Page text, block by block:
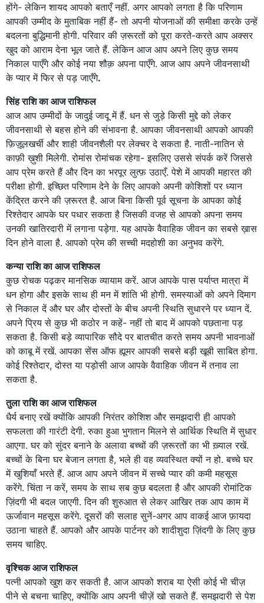
होंगे- लेकिन शायद आपको बताएँ नहीं. अगर आपको लगता है कि परिणाम
आपकी उम्मीद के मुताबिक नहीं हैं- तो अपनी योजनाओं की समीक्षा करके उन्हें
बदलना बुद्धिमानी होगी. परिवार की ज़रूरतों को पूरा करते-करते आप अक्सर
खुद को आराम देना भूल जाते हैं. लेकिन आज आप अपने लिए कुछ समय
निकाल पाएँगे और कोई नया शौक़ अपना पाएँगे. आज आप अपने जीवनसाथी
के प्यार में फिर से पड़ जाएँगे.
सिंह राशि का आज राशिफल
आज आप उम्मीदों के जादुई जादू में हैं. धन से जुड़े किसी मुद्दे को लेकर
जीवनसाथी से बहस होने की संभावना है. आपका जीवनसाथी आपको आपकी
फ़िज़ूलखर्ची और शाही जीवनशैली पर लेक्चर दे सकता है. नाती-नातिन से
काफ़ी ख़ुशी मिलेगी. रोमांस रोमांचक रहेगा- इसलिए उससे संपर्क करें जिससे
आप प्रेम करते हैं और दिन का भरपूर लुत्फ़ उठाएँ. पेशे में आपकी महारत की
परीक्षा होगी. इच्छित परिणाम देने के लिए आपको अपनी कोशिशों पर ध्यान
केंद्रित करने की ज़रूरत है. आज बिना किसी पूर्व सूचना के आपका कोई
रिश्तेदार आपके घर पधार सकता है जिसकी वजह से आपको अपना समय
उनकी खातिरदारी में लगाना पड़ेगा. यह आपके वैवाहिक जीवन का सबसे ख़ास
दिन होने वाला है. आपको प्रेम की सच्ची मदहोशी का अनुभव करेंगे.
कन्या राशि का आज राशिफल
कुछ रोचक पढ़कर मानसिक व्यायाम करें. आज आपके पास पर्याप्त मात्रा में
धन होगा और इसके साथ ही मन में शांति भी होगी. समस्याओं को अपने दिमाग
से निकाल दें और घर और दोस्तों के बीच अपनी स्थिति सुधारने पर ध्यान दें.
अपने प्रिय से कुछ भी कठोर न कहें- नहीं तो बाद में आपको पछताना पड़
सकता है. किसी बड़े व्यापारिक सौदे पर बातचीत करते समय अपनी भावनाओं
को काबू में रखें. आपका सेंस ऑफ ह्यूमर आपकी सबसे बड़ी खूबी साबित होगा.
कोई रिश्तेदार, दोस्त या पड़ोसी आज आपके वैवाहिक जीवन में तनाव ला
सकता है.
तुला राशि का आज राशिफल
धैर्य बनाए रखें क्योंकि आपकी निरंतर कोशिश और समझदारी ही आपको
सफलता की गारंटी देगी. रुका हुआ भुगतान मिलने से आर्थिक स्थिति में सुधार
आएगा. घर को सुंदर बनाने के अलावा बच्चों की ज़रूरतों का भी ख़्याल रखें.
बच्चों के बिना घर बेजान लगता है, भले ही वह व्यवस्थित क्यों न हो. बच्चे घर
में खुशियाँ भरते हैं. आज आप अपने जीवन में सच्चे प्यार की कमी महसूस
करेंगे. चिंता न करें, समय के साथ सब कुछ बदलता है और आपकी रोमांटिक
ज़िंदगी भी बदल जाएगी. दिन की शुरुआत से लेकर आखिर तक आप काम में
ऊर्जावान महसूस करेंगे. दूसरों की सलाह सुनें-अगर आप वाकई आज फ़ायदा
उठाना चाहते हैं. आपको और आपके पार्टनर को शादीशुदा ज़िंदगी के लिए कुछ
समय चाहिए.
वृश्चिक आज राशिफल
पत्नी आपको खुश कर सकती है. आज आपको शराब या ऐसी कोई भी चीज़
पीने से बचना चाहिए, क्योंकि आप अपनी चीज़ें खो सकते हैं. समझदारी से पेश